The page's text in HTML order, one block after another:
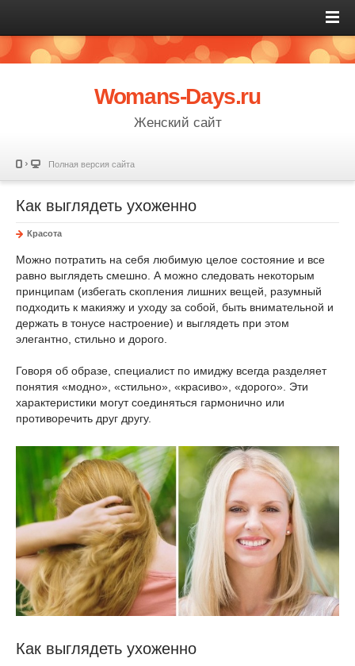
Womans-Days.ru
Женский сайт
Полная версия сайта
Как выглядеть ухоженно
Красота
Можно потратить на себя любимую целое состояние и все
равно выглядеть смешно. А можно следовать некоторым
принципам (избегать скопления лишних вещей, разумный
подходить к макияжу и уходу за собой, быть внимательной и
держать в тонусе настроение) и выглядеть при этом
элегантно, стильно и дорого.
Говоря об образе, специалист по имиджу всегда разделяет
понятия «модно», «стильно», «красиво», «дорого». Эти
характеристики могут соединяться гармонично или
противоречить друг другу.
Как выглядеть ухоженно